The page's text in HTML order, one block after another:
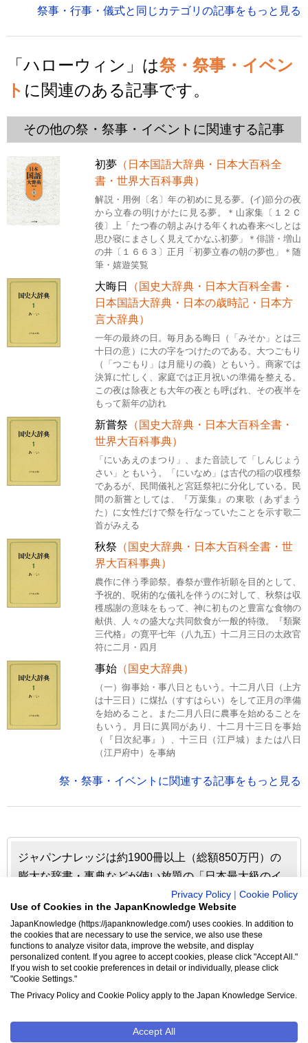
祭事・行事・儀式と同じカテゴリの記事をもっと見る
「ハローウィン」は祭・祭事・イベン
ト に関連のある記事です。
その他の祭・祭事・イベントに関連する記事
初夢 （日本国語大辞典・日本大百科全
書・世界大百科事典）
解説・用例〔名〕年の初めに見る夢。(イ)節分の夜
から立春の明けがたに見る夢。＊山家集〔１２Ｃ
後〕上「たつ春の朝よみける年くれぬ春来べしとは
思ひ寝にまさしく見えてかなふ初夢」＊俳諧・増山
の井〔１６６３〕正月「初夢立春の朝の夢也」＊随
筆・嬉遊笑覧
大晦日
（国史大辞典・日本大百科全書・
日本国語大辞典・日本の歳時記・日本方
言大辞典）
一年の最終の日。毎月ある晦日（「みそか」とは三
十日の意）に大の字をつけたのである。大つごもり
（「つごもり」は月籠りの義）ともいう。商家では
決算に忙しく、家庭では正月祝いの準備を整える。
この夜は除夜とも大年の夜とも呼ばれ、その夜半を
もって新年の訪れ
新嘗祭 （国史大辞典・日本大百科全書・
世界大百科事典）
「にいあえのまつり」、また音読して「しんじょう
さい」ともいう。「にいなめ」は古代の稲の収穫祭
であるが、民間儀礼と宮廷祭祀に分化している。民
間の新嘗としては、『万葉集』の東歌（あずまう
た）に女性だけで祭を行なっていたことを示す歌二
首がみえる
秋祭 （国史大辞典・日本大百科全書・世
界大百科事典）
農作に伴う季節祭。春祭が豊作祈願を目的として、
予祝的、呪術的な儀礼を伴うのに対して、秋祭は収
穫感謝の意味をもって、神に初ものと豊富な食物の
献供、人々の盛大な共同飲食が一般的特徴。『類聚
三代格』の寛平七年（八九五）十二月三日の太政官
符に二月・四月
事始 （国史大辞典）
（一）御事始・事八日ともいう。十二月八日（上方
は十三日）に煤払（すすはらい）をして正月の準備
を始めること。また二月八日に農事を始めることを
もいう。月日に異同があり、十二月十三日を事始
（『日次紀事』）、十三日（江戸城）または八日
（江戸府中）を事納
祭・祭事・イベントに関連する記事をもっと見る
ジャパンナレッジは約1900冊以上（総額850万円）の
膨大な辞書・事典などが使い放題の「日本最大級のイ
ンターネット辞書・事典・叢書サイト」です。日本国
内のみならず、海外の有名大学から図書館まで、多く
の機関で利用されています。
ジャパンナレッジの利用料金や収録辞事典について詳しく
Privacy Policy
Cookie Policy
Use of Cookies in the JapanKnowledge Website
JapanKnowledge (https://japanknowledge.com/) uses cookies. In addition to
the cookies that are necessary to use the service, we also use these
functions to analyze visitor data, improve the website, and display
personalized content. If you agree to accept cookies, please click "Accept All."
If you wish to set cookie preferences in detail or individually, please click
"Cookie Settings."
The Privacy Policy and Cookie Policy apply to the Japan Knowledge Service.
Accept All